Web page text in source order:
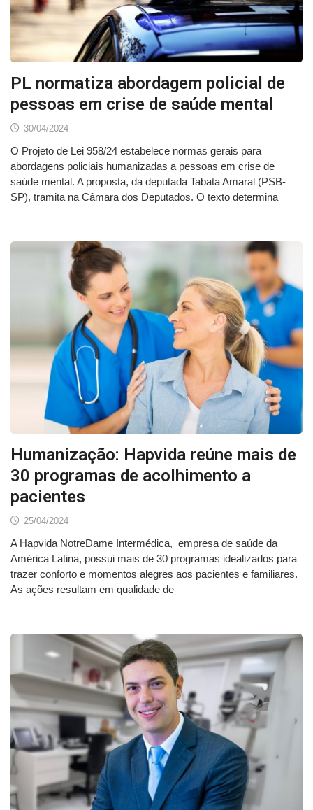
PL normatiza abordagem policial de
pessoas em crise de saúde mental
30/04/2024
O Projeto de Lei 958/24 estabelece normas gerais para
abordagens policiais humanizadas a pessoas em crise de
saúde mental. A proposta, da deputada Tabata Amaral (PSB-
SP), tramita na Câmara dos Deputados. O texto determina
Humanização: Hapvida reúne mais de
30 programas de acolhimento a
pacientes
25/04/2024
A Hapvida NotreDame Intermédica, empresa de saúde da
América Latina, possui mais de 30 programas idealizados para
trazer conforto e momentos alegres aos pacientes e familiares.
As ações resultam em qualidade de